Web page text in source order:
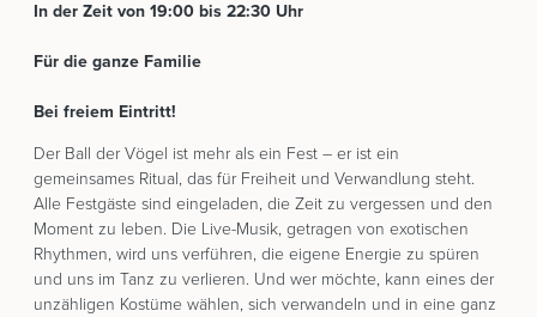
In der Zeit von 19:00 bis 22:30 Uhr
Für die ganze Familie
Bei freiem Eintritt!
Der Ball der Vögel ist mehr als ein Fest – er ist ein
gemeinsames Ritual, das für Freiheit und Verwandlung steht.
Alle Festgäste sind eingeladen, die Zeit zu vergessen und den
Moment zu leben. Die Live-Musik, getragen von exotischen
Rhythmen, wird uns verführen, die eigene Energie zu spüren
und uns im Tanz zu verlieren. Und wer möchte, kann eines der
unzähligen Kostüme wählen, sich verwandeln und in eine ganz